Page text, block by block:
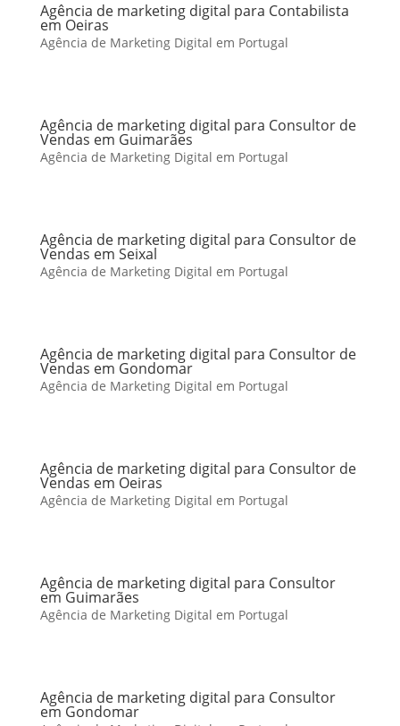
Agência de marketing digital para Contabilista
em Oeiras
Agência de Marketing Digital em Portugal
Agência de marketing digital para Consultor de
Vendas em Guimarães
Agência de Marketing Digital em Portugal
Agência de marketing digital para Consultor de
Vendas em Seixal
Agência de Marketing Digital em Portugal
Agência de marketing digital para Consultor de
Vendas em Gondomar
Agência de Marketing Digital em Portugal
Agência de marketing digital para Consultor de
Vendas em Oeiras
Agência de Marketing Digital em Portugal
Agência de marketing digital para Consultor
em Guimarães
Agência de Marketing Digital em Portugal
Agência de marketing digital para Consultor
em Gondomar